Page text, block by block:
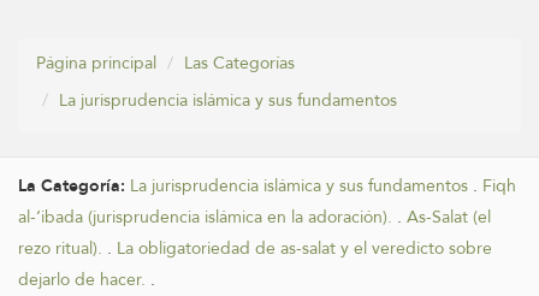
Página principal
Las Categorías
La jurisprudencia islámica y sus fundamentos
La Categoría: La jurisprudencia islámica y sus fundamentos . Fiqh
al-‘ibada (jurisprudencia islámica en la adoración). . As-Salat (el
rezo ritual). . La obligatoriedad de as-salat y el veredicto sobre
dejarlo de hacer. .